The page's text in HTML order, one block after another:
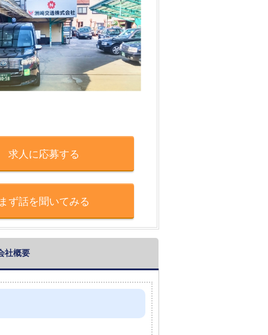
求人に応募する
ず話を聞いてみる
社概要